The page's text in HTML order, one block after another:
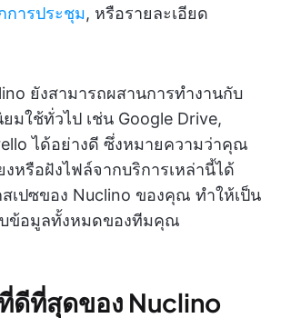
การประชุม, หรือรายละเอียด
ยังสามารถผสานการทำงานกับ
มใช้ทั่วไป เช่น Google Drive,
ได้อย่างดี ซึ่งหมายความว่าคุณ
งหรือฝังไฟล์จากบริการเหล่านี้ได้
สเปซของ Nuclino ของคุณ ทำให้เป็น
ข้อมูลทั้งหมดของทีมคุณ
ที่สุดของ Nuclino